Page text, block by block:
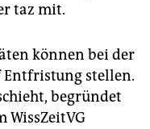
taz mit.
können bei der
stellen.
begründet
WissZeitVG